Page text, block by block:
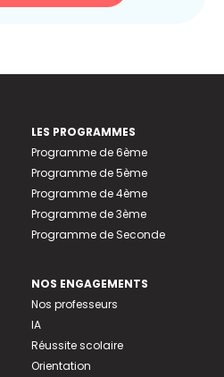
LES PROGRAMMES
Programme de 6ème
Programme de 5ème
Programme de 4ème
Programme de 3ème
Programme de Seconde
NOS ENGAGEMENTS
Nos professeurs
IA
Réussite scolaire
Orientation